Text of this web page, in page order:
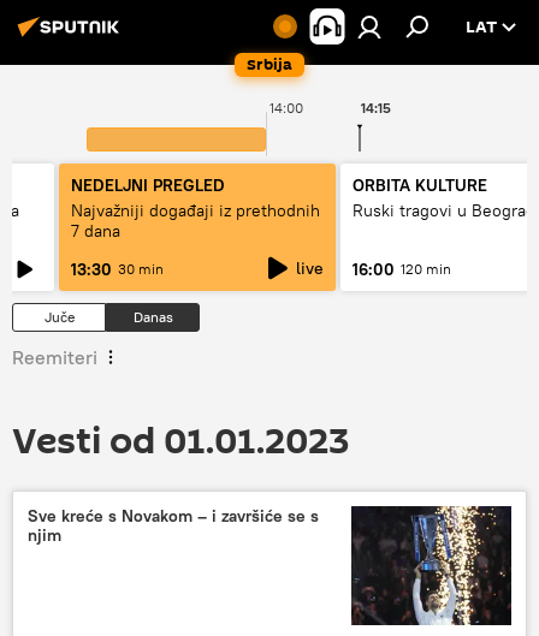
Srbija
LAT
14:00 14:15
NEDELJNI PREGLED
Najvažniji događaji iz prethodnih
7 dana
13:30 30 min live
ORBITA KULTURE
Ruski tragovi u
16:00 120 min
Juče Danas
Reemiteri
Vesti od 01.01.2023
Sve kreće s Novakom – i završiće se s
njim